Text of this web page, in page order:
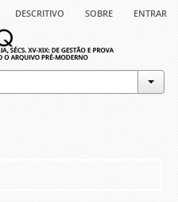
descritivo sobre entrar